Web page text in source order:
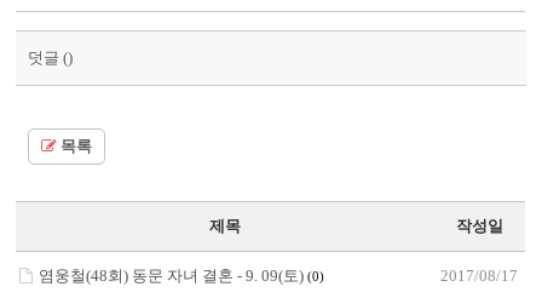
덧글 ()
목록
제목 작성일
염웅철(48회) 동문 자녀 결혼 - 9. 09(토)(0) 2017/08/17